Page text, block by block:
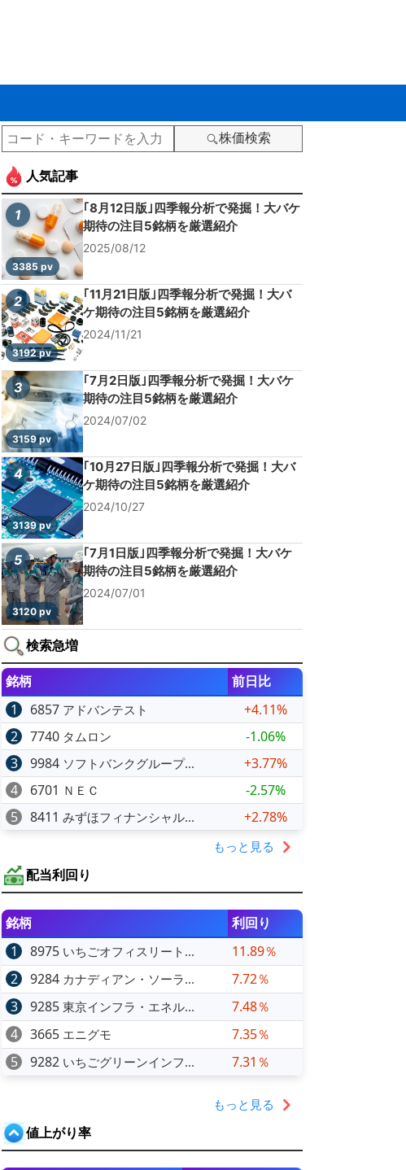
株価検索
人気記事
1
3385 pv
｢8月12日版｣四季報分析で発掘！大バケ
期待の注目5銘柄を厳選紹介
2025/08/12
2
3192 pv
｢11月21日版｣四季報分析で発掘！大バ
ケ期待の注目5銘柄を厳選紹介
2024/11/21
3
3159 pv
｢7月2日版｣四季報分析で発掘！大バケ
期待の注目5銘柄を厳選紹介
2024/07/02
4
3139 pv
｢10月27日版｣四季報分析で発掘！大バ
ケ期待の注目5銘柄を厳選紹介
2024/10/27
5
3120 pv
｢7月1日版｣四季報分析で発掘！大バケ
期待の注目5銘柄を厳選紹介
2024/07/01
検索急増
銘柄
前日比
1
6857 アドバンテスト
+4.11%
2
7740 タムロン
-1.06%
3
9984 ソフトバンクグループ...
+3.77%
4
6701 ＮＥＣ
-2.57%
5
8411 みずほフィナンシャル... +2.78%
もっと見る
配当利回り
銘柄
利回り
1
8975 いちごオフィスリート...
11.89％
2
9284 カナディアン・ソーラ...
7.72％
3
9285 東京インフラ・エネル...
7.48％
4
3665 エニグモ
7.35％
5
9282 いちごグリーンインフ... 7.31％
もっと見る
値上がり率